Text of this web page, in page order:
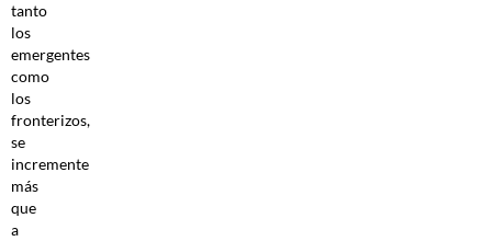
tanto
los
emergentes
como
los
fronterizos,
se
incremente
más
que
a